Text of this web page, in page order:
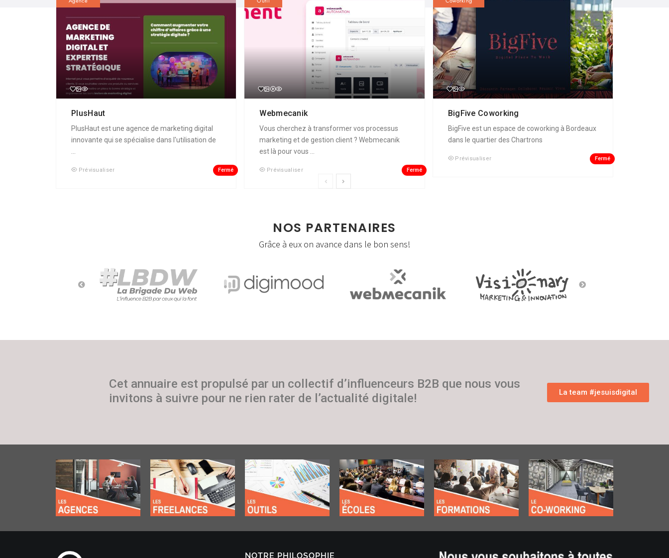
PlusHaut
PlusHaut est une agence de marketing digital
innovante qui se spécialise dans l'utilisation de
...
Prévisualiser Fermé
Webmecanik
Vous cherchez à transformer vos processus
marketing et de gestion client ? Webmecanik
est là pour vous ...
Prévisualiser Fermé
BigFive Coworking
BigFive est un espace de coworking à Bordeaux
dans le quartier des Chartrons
Prévisualiser Fermé
NOS PARTENAIRES
Grâce à eux on avance dans le bon sens!
Cet annuaire est propulsé par un collectif d’influenceurs B2B que nous vous
invitons à suivre pour ne rien rater de l’actualité digitale!
La team #jesuisdigital
NOTRE PHILOSOPHIE